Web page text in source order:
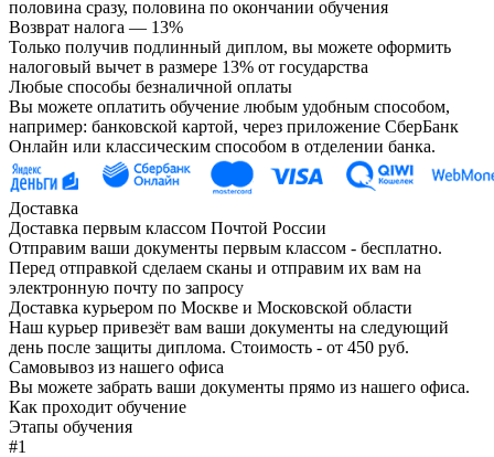
половина сразу, половина по окончании обучения
Возврат налога — 13%
Только получив подлинный диплом, вы можете оформить
налоговый вычет в размере 13% от государства
Любые способы безналичной оплаты
Вы можете оплатить обучение любым удобным способом,
например: банковской картой, через приложение СберБанк
Онлайн или классическим способом в отделении банка.
Доставка
Доставка первым классом Почтой России
Отправим ваши документы первым классом - бесплатно.
Перед отправкой сделаем сканы и отправим их вам на
электронную почту по запросу
Доставка курьером по Москве и Московской области
Наш курьер привезёт вам ваши документы на следующий
день после защиты диплома. Стоимость - от 450 руб.
Самовывоз из нашего офиса
Вы можете забрать ваши документы прямо из нашего офиса.
Как проходит обучение
Этапы обучения
#1